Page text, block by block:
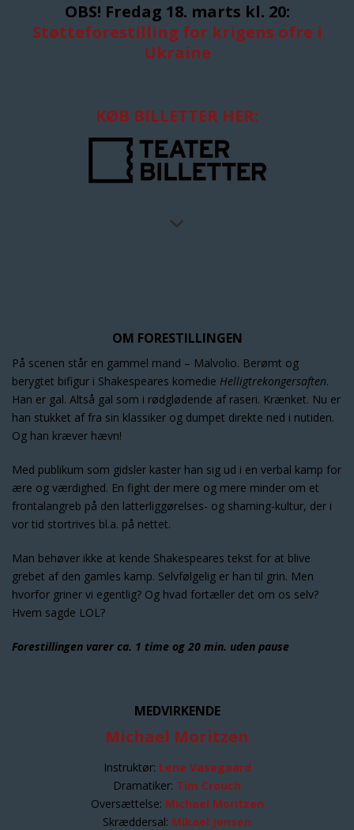
OBS! Fredag 18. marts kl. 20:
Støtteforestilling for krigens ofre i
Ukraine
KØB BILLETTER HER:
OM FORESTILLINGEN
På scenen står en gammel mand – Malvolio. Berømt og
berygtet bifigur i Shakespeares komedie Helligtrekongersaften.
Han er gal. Altså gal som i rødglødende af raseri. Krænket. Nu er
han stukket af fra sin klassiker og dumpet direkte ned i nutiden.
Og han kræver hævn!
Med publikum som gidsler kaster han sig ud i en verbal kamp for
ære og værdighed. En fight der mere og mere minder om et
frontalangreb på den latterliggørelses- og shaming-kultur, der i
vor tid stortrives bl.a. på nettet.
Man behøver ikke at kende Shakespeares tekst for at blive
grebet af den gamles kamp. Selvfølgelig er han til grin. Men
hvorfor griner vi egentlig? Og hvad fortæller det om os selv?
Hvem sagde LOL?
Forestillingen varer ca. 1 time og 20 min. uden pause
MEDVIRKENDE
Michael Moritzen
Instruktør: Lene Vasegaard
Dramatiker: Tim Crouch
Oversættelse: Michael Moritzen
Skræddersal: Mikael Jensen